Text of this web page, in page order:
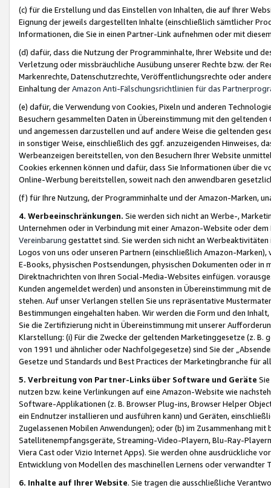
(c) für die Erstellung und das Einstellen von Inhalten, die auf Ihrer
Eignung der jeweils dargestellten Inhalte (einschließlich sämtlicher
Informationen, die Sie in einen Partner-Link aufnehmen oder mit
(d) dafür, dass die Nutzung der Programminhalte, Ihrer Website und
Verletzung oder missbräuchliche Ausübung unserer Rechte bzw. der
Markenrechte, Datenschutzrechte, Veröffentlichungsrechte oder
Einhaltung derAmazon Anti-Fälschungsrichtlinien für das
(e) dafür, die Verwendung von Cookies, Pixeln und anderen
Besuchern gesammelten Daten in Übereinstimmung mit den
und angemessen darzustellen und auf andere Weise die geltenden
in sonstiger Weise, einschließlich des ggf. anzuzeigenden Hinweises,
Werbeanzeigen bereitstellen, von den Besuchern Ihrer Website
Cookies erkennen können und dafür, dass Sie Informationen über die
Online-Werbung bereitstellen, soweit nach den anwendbaren
(f) für Ihre Nutzung, der Programminhalte und der Amazon-Marken,
4. Werbeeinschränkungen. Sie werden sich nicht an Werbe-,
Unternehmen oder in Verbindung mit einer Amazon-Website oder
Vereinbarung gestattet sind. Sie werden sich nicht an
Logos von uns oder unseren Partnern (einschließlich Amazon-
E-Books, physischen Postsendungen, physischen Dokumenten oder in
Direktnachrichten von Ihren Social-Media-Websites einfügen.
Kunden angemeldet werden) und ansonsten in Übereinstimmung mit
stehen. Auf unser Verlangen stellen Sie uns repräsentative
Bestimmungen eingehalten haben. Wir werden die Form und den
Sie die Zertifizierung nicht in Übereinstimmung mit unserer
Klarstellung: (i) Für die Zwecke der geltenden Marketinggesetze (z. B.
von 1991 und ähnlicher oder Nachfolgegesetze) sind Sie der
Gesetze und Standards und Best Practices der Marketingbranche für
5. Verbreitung von Partner-Links über Software und Geräte
nutzen bzw. keine Verlinkungen auf eine Amazon-Website wie
Software-Applikationen (z. B. Browser Plug-ins, Browser Helper
ein Endnutzer installieren und ausführen kann) und Geräten,
Zugelassenen Mobilen Anwendungen); oder (b) im Zusammenhang
Satellitenempfangsgeräte, Streaming-Video-Playern, Blu-Ray-
Viera Cast oder Vizio Internet Apps). Sie werden ohne ausdrückliche
Entwicklung von Modellen des maschinellen Lernens oder
6. Inhalte auf Ihrer Website. Sie tragen die ausschließliche